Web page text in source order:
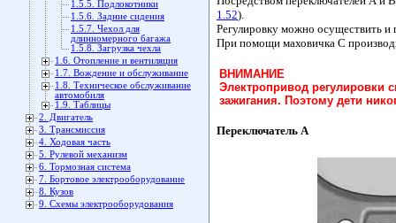
1.5.5. Подлокотники
1.5.6. Задние сидения
1.5.7. Чехол для
длинномерного багажа
1.5.8. Загрузка чехла
1.6. Отопление и вентиляция
1.7. Вождение и обслуживание
1.8. Техническое обслуживание
автомобиля
1.9. Таблицы
2. Двигатель
3. Трансмиссия
4. Ходовая часть
5. Рулевой механизм
6. Тормозная система
7. Бортовое электрооборудование
8. Кузов
9. Схемы электрооборудования
1.52).
Регулировку можно осуществить
При помощи маховичка С
ВНИМАНИЕ
Электропривод регулировки
зажигания. Поэтому дети
Переключатель А